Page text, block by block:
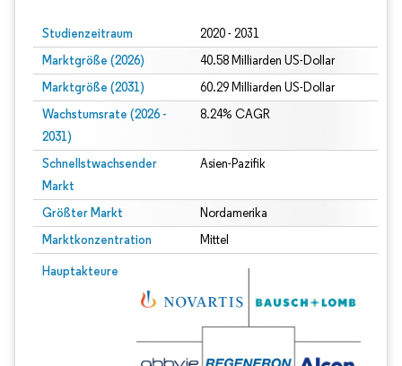
Studienzeitraum 2020 - 2031
Marktgröße (2026) 40.58 Milliarden US-Dollar
Marktgröße (2031) 60.29 Milliarden US-Dollar
Wachstumsrate (2026 -
2031)
8.24% CAGR
Schnellstwachsender
Markt
Asien-Pazifik
Größter Markt Nordamerika
Marktkonzentration Mittel
Hauptakteure
Bild © Mordor Intelligence. Wiederverwendung erfordert Namensnennung